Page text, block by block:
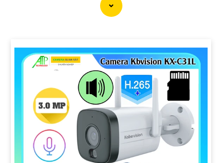
được hình ảnh ban đêm cũng như trong điều kiện ánh
như cổng ra vào, kho hàng, khu vực lưu thông người.-
Đảm bảo camera được lắp đặt ở độ cao phù hợp để
giám sát rộng đến tất cả các góc quan trọng.
3:Kết nối và lưu trữ hình ảnh:- Lựa chọn hệ
thống kết nối camera dễ dàng và ổn định như Wifi
hoặc cáp mạng.- Sử dụng thiết bị lưu trữ đám mây
hoặc thẻ nhớ để không bỏ lỡ bất kỳ hình ảnh quan
trọng nào.
#### ™️
Bảo dưỡng và kiểm tra định kỳ:- Định kỳ
kiểm tra và vệ sinh camera đểnâng cao an toàn